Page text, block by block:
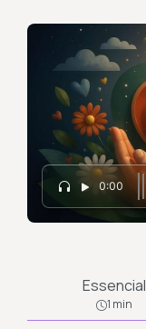
0:00
Essencial
1 min